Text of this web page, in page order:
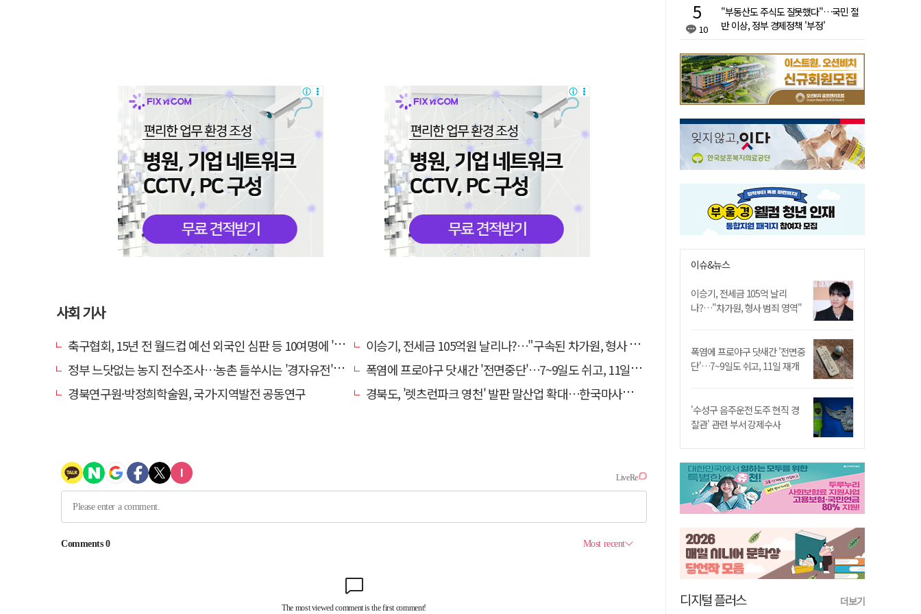
사회 기사
축구협회, 15년 전 월드컵 예선 외국인 심판 등 10여명에 '성 접대'
이승기, 전세금 105억원 날리나?…"구속된 차가원, 형사 범죄 영역"
정부 느닷없는 농지 전수조사…농촌 들쑤시는 '경자유전'의 칼날
폭염에 프로야구 닷새간 '전면중단'…7~9일도 쉬고, 11일 재개
경북연구원·박정희학술원, 국가·지역발전 공동연구
경북도, '렛츠런파크 영천' 발판 말산업 확대…한국마사회 유치도 총력
10
"부동산도 주식도 잘못했다"…국민 절
반 이상, 정부 경제정책 '부정'
이슈&뉴스
이승기, 전세금 105억 날리
나?…"차가원, 형사 범죄 영역"
폭염에 프로야구 닷새간 '전면중
단'…7~9일도 쉬고, 11일 재개
'수성구 음주운전 도주 현직 경
찰관' 관련 부서 강제수사
디지털 플러스 더보기